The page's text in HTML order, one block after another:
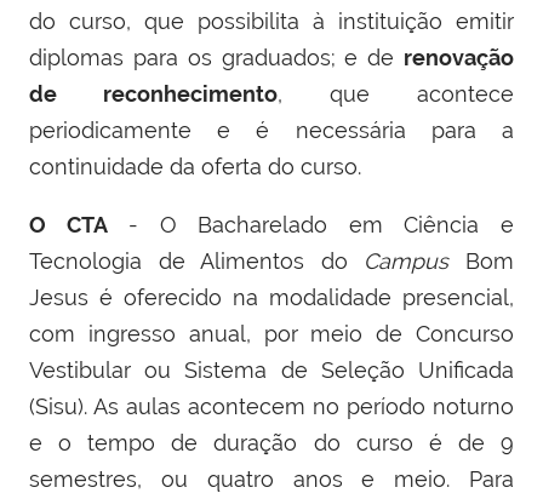
do curso, que possibilita à instituição emitir
diplomas para os graduados; e de renovação
de reconhecimento, que acontece
periodicamente e é necessária para a
continuidade da oferta do curso.
O CTA- O Bacharelado em Ciência e
Tecnologia de Alimentos do CampusBom
Jesus é oferecido na modalidade presencial,
com ingresso anual, por meio de Concurso
Vestibular ou Sistema de Seleção Unificada
(Sisu). As aulas acontecem no período noturno
e o tempo de duração do curso é de 9
semestres, ou quatro anos e meio. Para